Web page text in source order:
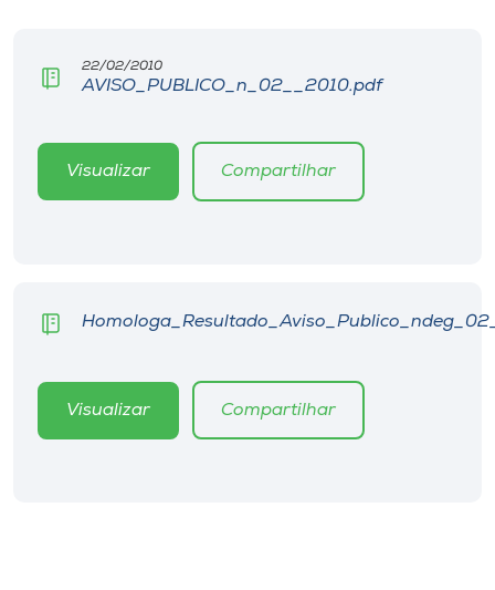
Editora
Rádio
Store
o idioma
22/02/2010
AVISO_PUBLICO_n_02__2010.pdf
Visualizar Compartilhar
Visualizar Compartilhar